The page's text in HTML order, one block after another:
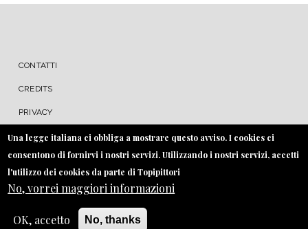
MENU FOOTER
CONTATTI
CREDITS
PRIVACY
COOKIE
Una legge italiana ci obbliga a mostrare questo avviso. I cookies ci
consentono di fornirvi i nostri servizi. Utilizzando i nostri servizi, accetti
l'utilizzo dei cookies da parte di Topipittori
No, vorrei maggiori informazioni
OK, accetto No, thanks